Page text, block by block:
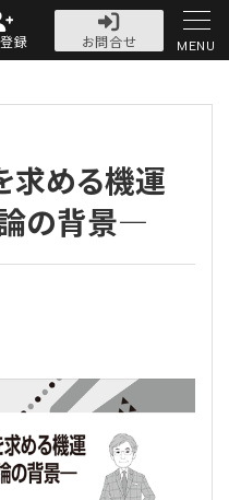
公益・一般法人オ
録
お問合せ
MENU
求める機運
の背景―